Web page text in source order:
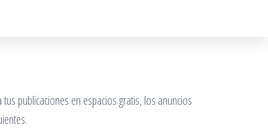
publicaciones en espacios gratis, los anuncios